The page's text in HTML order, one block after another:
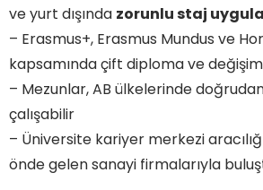
ve yurt dışında zorunlu staj
– Erasmus+, Erasmus Mundus ve
kapsamında çift diploma ve
– Mezunlar, AB ülkelerinde
çalışabilir
– Üniversite kariyer merkezi
önde gelen sanayi firmalarıyla